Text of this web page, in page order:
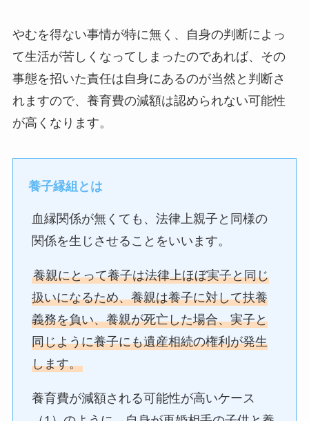
やむを得ない事情が特に無く、自身の判断によっ
て生活が苦しくなってしまったのであれば、その
事態を招いた責任は自身にあるのが当然と判断さ
れますので、養育費の減額は認められない可能性
が高くなります。
養子縁組とは
血縁関係が無くても、法律上親子と同様の
関係を生じさせることをいいます。
養親にとって養子は法律上ほぼ実子と同じ
扱いになるため、養親は養子に対して扶養
義務を負い、養親が死亡した場合、実子と
同じように養子にも遺産相続の権利が発生
します。
養育費が減額される可能性が高いケース